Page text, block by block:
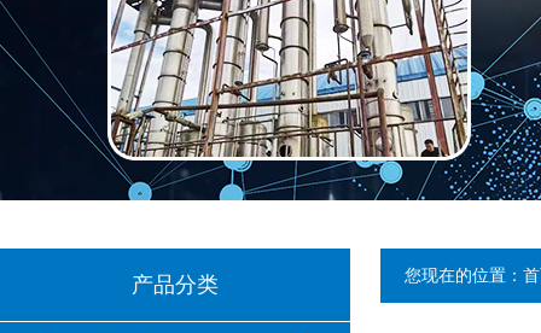
产品分类 您现在的位置：